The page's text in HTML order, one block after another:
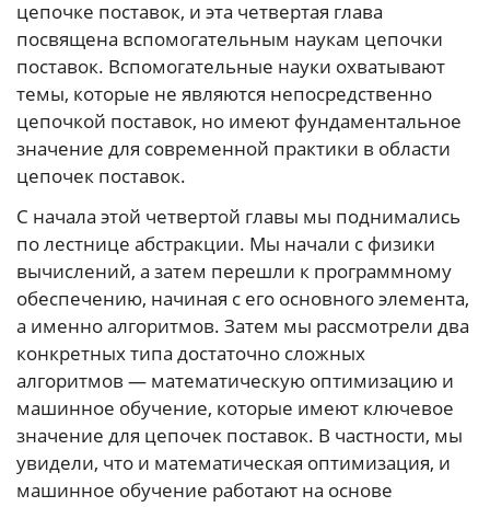
цепочке поставок, и эта четвертая глава
посвящена вспомогательным наукам цепочки
поставок. Вспомогательные науки охватывают
темы, которые не являются непосредственно
цепочкой поставок, но имеют фундаментальное
значение для современной практики в области
цепочек поставок.
С начала этой четвертой главы мы поднимались
по лестнице абстракции. Мы начали с физики
вычислений, а затем перешли к программному
обеспечению, начиная с его основного элемента,
а именно алгоритмов. Затем мы рассмотрели два
конкретных типа достаточно сложных
алгоритмов — математическую оптимизацию и
машинное обучение, которые имеют ключевое
значение для цепочек поставок. В частности, мы
увидели, что и математическая оптимизация, и
машинное обучение работают на основе